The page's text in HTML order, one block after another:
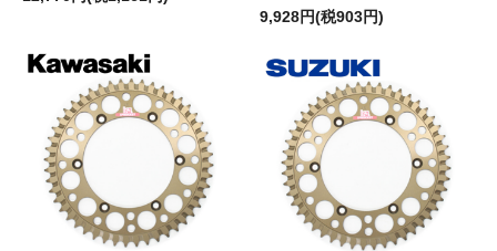
9,928円(税903円)